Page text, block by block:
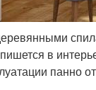
в
панно